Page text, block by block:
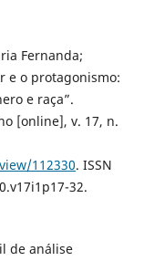
Fernanda;
e o protagonismo:
e raça”.
[online], v. 17, n.
112330. ISSN
32.
de análise